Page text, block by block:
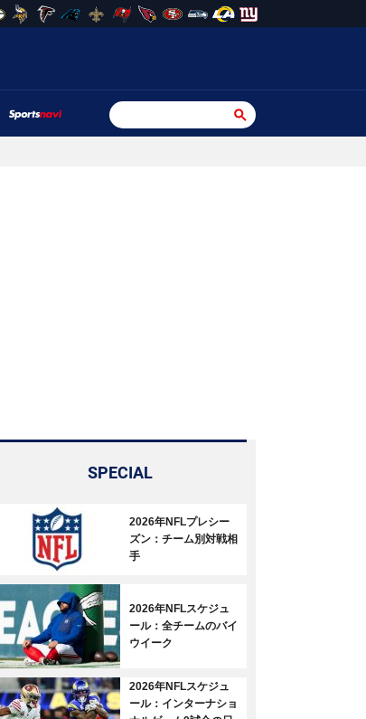
SPECIAL
2026年NFLプレシー
ズン：チーム別対戦相
手
2026年NFLスケジュ
ール：全チームのバイ
ウイーク
2026年NFLスケジュ
ール：インターナショ